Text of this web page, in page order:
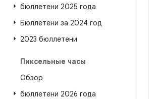
бюллетени 2025 года
Бюллетени за 2024 год
2023 бюллетени
Пиксельные часы
Обзор
бюллетени 2026 года